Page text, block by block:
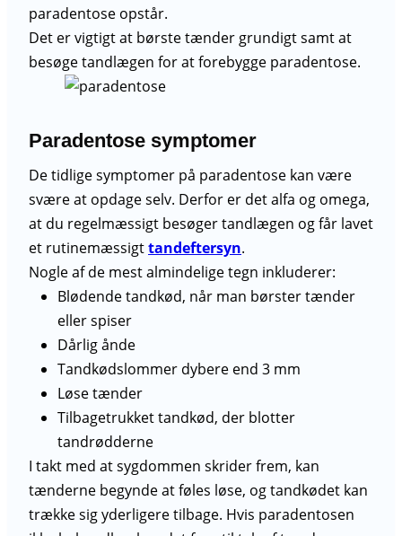
paradentose opstår.
Det er vigtigt at børste tænder grundigt samt at
besøge tandlægen for at forebygge paradentose.
Paradentose symptomer
De tidlige symptomer på paradentose kan være
svære at opdage selv. Derfor er det alfa og omega,
at du regelmæssigt besøger tandlægen og får lavet
et rutinemæssigttandeftersyn.
Nogle af de mest almindelige tegn inkluderer:
Blødende tandkød, når man børster tænder
eller spiser
Dårlig ånde
Tandkødslommer dybere end 3 mm
Løse tænder
Tilbagetrukket tandkød, der blotter
tandrødderne
I takt med at sygdommen skrider frem, kan
tænderne begynde at føles løse, og tandkødet kan
trække sig yderligere tilbage. Hvis paradentosen